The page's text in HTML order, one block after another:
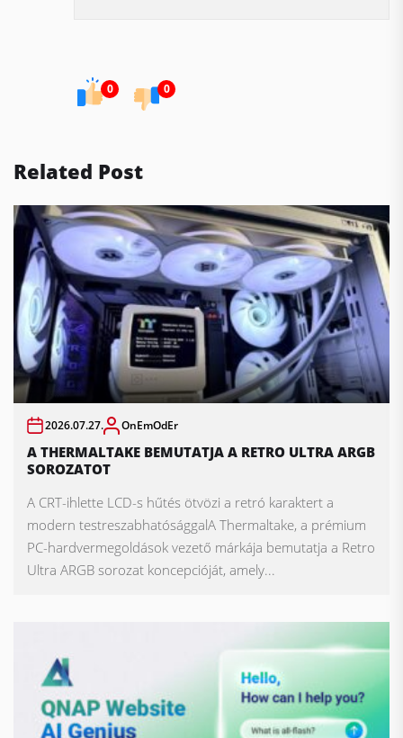
0 0
Related Post
2026.07.27. OnEmOdEr
A THERMALTAKE BEMUTATJA A RETRO ULTRA ARGB
SOROZATOT
A CRT-ihlette LCD-s hűtés ötvözi a retró karaktert a
modern testreszabhatósággalA Thermaltake, a prémium
PC-hardvermegoldások vezető márkája bemutatja a Retro
Ultra ARGB sorozat koncepcióját, amely...